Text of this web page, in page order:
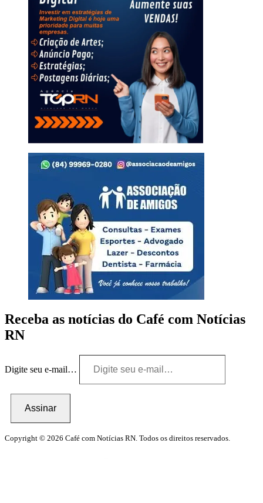
Receba as notícias do Café com Notícias
RN
Digite seu e-mail…
Assinar
Copyright © 2026 Café com Notícias RN. Todos os direitos reservados.